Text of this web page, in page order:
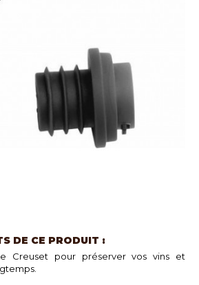
DE CE PRODUIT :
Creuset pour préserver vos vins et